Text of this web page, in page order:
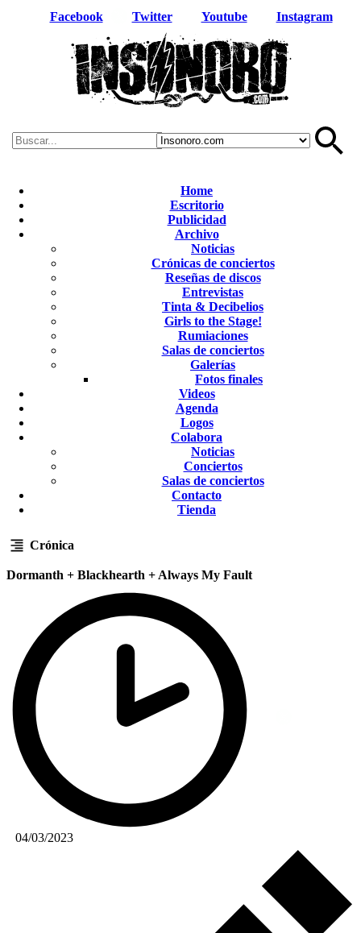
Facebook Twitter Youtube Instagram
Home
Escritorio
Publicidad
Archivo
Noticias
Crónicas de conciertos
Reseñas de discos
Entrevistas
Tinta & Decibelios
Girls to the Stage!
Rumiaciones
Salas de conciertos
Galerías
Fotos finales
Videos
Agenda
Logos
Colabora
Noticias
Conciertos
Salas de conciertos
Contacto
Tienda
Crónica
Dormanth + Blackhearth + Always My Fault
04/03/2023